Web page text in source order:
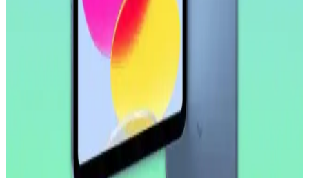
Huawei MatePad 10.4 için Nano Esnek Cam Ekran
Koruyucu İncelemesi ve Kullanıcı Deneyimleri
Huawei MatePad 10.4 uyumlu nano esnek cam ekran koruyucu,
yüksek dayanıklılık ve şeffaflık sağlar, kolay uygulama ve iyi
Apple iPad Pro'da Donanım Sınırlı, Yazılım
Geliştirmeleri Öncelikli Yaklaşım
Apple, iPad Pro'da donanım yeniliklerini sınırlarken, yazılım
tarafında profesyonel kullanıcılar için iPadOS deneyimini
geliştirmeye odaklanıyor. Bu strateji cihazın potansiyelini artırmayı